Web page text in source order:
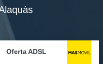
Oferta ADSL